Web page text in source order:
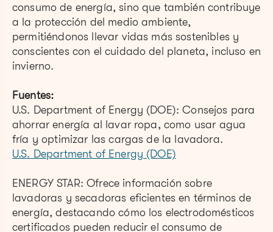
consumo de energía, sino que también contribuye
a la protección del medio ambiente,
permitiéndonos llevar vidas más sostenibles y
conscientes con el cuidado del planeta, incluso en
invierno.
Fuentes:
U.S. Department of Energy (DOE): Consejos para
ahorrar energía al lavar ropa, como usar agua
fría y optimizar las cargas de la lavadora.
U.S. Department of Energy (DOE)
ENERGY STAR: Ofrece información sobre
lavadoras y secadoras eficientes en términos de
energía, destacando cómo los electrodomésticos
certificados pueden reducir el consumo de